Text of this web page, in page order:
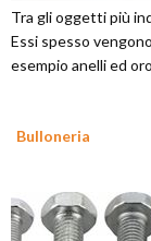
Tra gli oggetti più
Essi spesso
esempio anelli ed
Bulloneria